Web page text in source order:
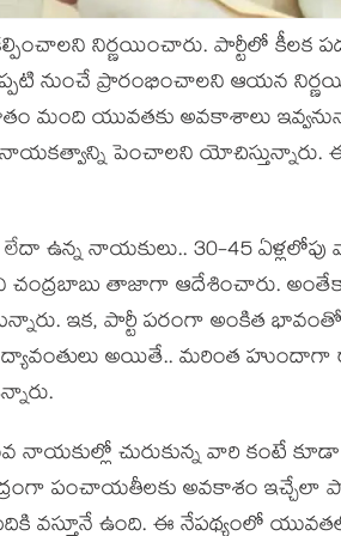
నిర్ణ‌యించారు. పార్టీలో కీల‌క
నుంచే ప్రారంభించాల‌ని ఆయ‌న
మంది యువ‌త‌కు అవ‌కాశాలు
పెంచాల‌ని యోచిస్తున్నారు.
ఉన్న నాయ‌కులు.. 30-45
తాజాగా ఆదేశించారు.
ఇక‌, పార్టీ ప‌రంగా అంకిత
విద్యావంతులు అయితే.. మ‌రింత
నాయ‌కుల్లో చురుకున్న వారి కంటే కూడా
పంచాయ‌తీల‌కు అవ‌కాశం
వ‌స్తూనే ఉంది. ఈ నేప‌థ్యంలో